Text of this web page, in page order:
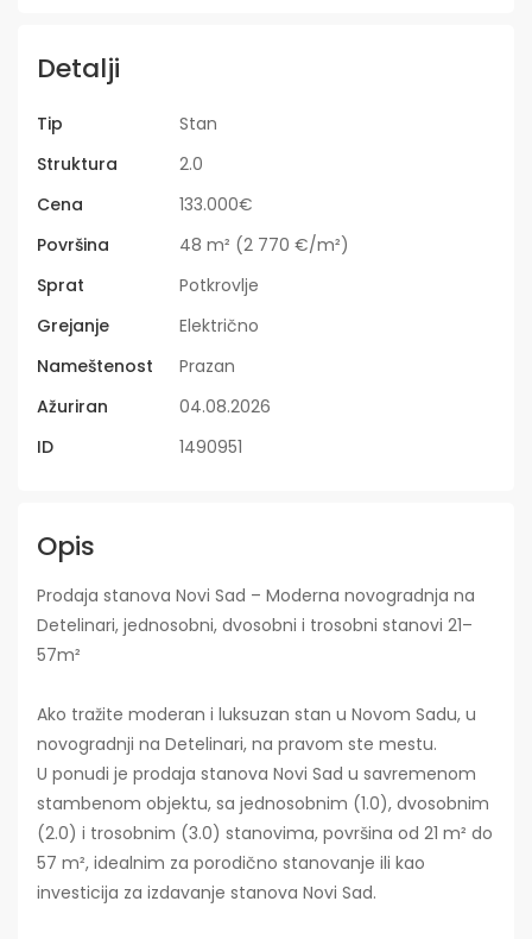
Detalji
Tip
Stan
Struktura
2.0
Cena
133.000€
Površina
48 m² (2 770 €/m²)
Sprat
Potkrovlje
Grejanje
Električno
Nameštenost
Prazan
Ažuriran
04.08.2026
ID
1490951
Opis
Prodaja stanova Novi Sad – Moderna novogradnja na
Detelinari, jednosobni, dvosobni i trosobni stanovi 21–
57m²
Ako tražite moderan i luksuzan stan u Novom Sadu, u
novogradnji na Detelinari, na pravom ste mestu.
U ponudi je prodaja stanova Novi Sad u savremenom
stambenom objektu, sa jednosobnim (1.0), dvosobnim
(2.0) i trosobnim (3.0) stanovima, površina od 21 m² do
57 m², idealnim za porodično stanovanje ili kao
investicija za izdavanje stanova Novi Sad.